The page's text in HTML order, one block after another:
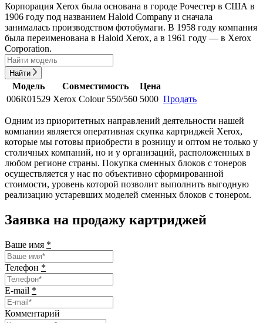
Корпорация Xerox была основана в городе Рочестер в США в
1906 году под названием Haloid Company и сначала
занималась производством фотобумаги. В 1958 году компания
была переименована в Haloid Xerox, а в 1961 году — в Xerox
Corporation.
Найти
Модель Совместимость
Цена
006R01529 Xerox Colour 550/560 5000 Продать
Одним из приоритетных направлений деятельности нашей
компании является оперативная скупка картриджей Xerox,
которые мы готовы приобрести в розницу и оптом не только у
столичных компаний, но и у организаций, расположенных в
любом регионе страны. Покупка сменных блоков с тонеров
осуществляется у нас по объективно сформированной
стоимости, уровень которой позволит выполнить выгодную
реализацию устаревших моделей сменных блоков с тонером.
Заявка на продажу картриджей
Ваше имя *
Телефон *
E-mail *
Комментарий